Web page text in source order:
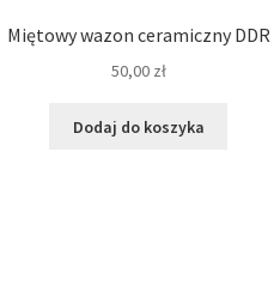
Miętowy wazon ceramiczny DDR
50,00 zł
Dodaj do koszyka